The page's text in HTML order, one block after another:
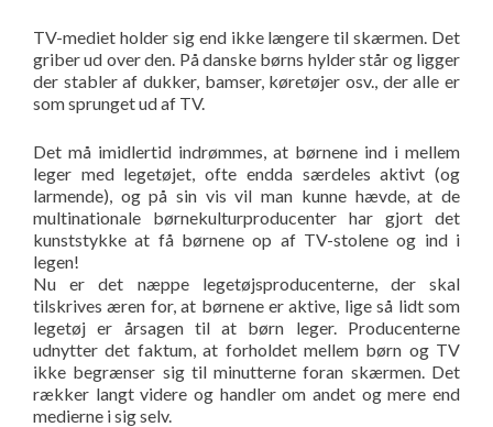
TV-mediet holder sig end ikke længere til skærmen. Det
griber ud over den. På danske børns hylder står og ligger
der stabler af dukker, bamser, køretøjer osv., der alle er
som sprunget ud af TV.
Det må imidlertid indrømmes, at børnene ind i mellem
leger med legetøjet, ofte endda særdeles aktivt (og
larmende), og på sin vis vil man kunne hævde, at de
multinationale børnekulturproducenter har gjort det
kunststykke at få børnene op af TV-stolene og ind i
legen!
Nu er det næppe legetøjsproducenterne, der skal
tilskrives æren for, at børnene er aktive, lige så lidt som
legetøj er årsagen til at børn leger. Producenterne
udnytter det faktum, at forholdet mellem børn og TV
ikke begrænser sig til minutterne foran skærmen. Det
rækker langt videre og handler om andet og mere end
medierne i sig selv.